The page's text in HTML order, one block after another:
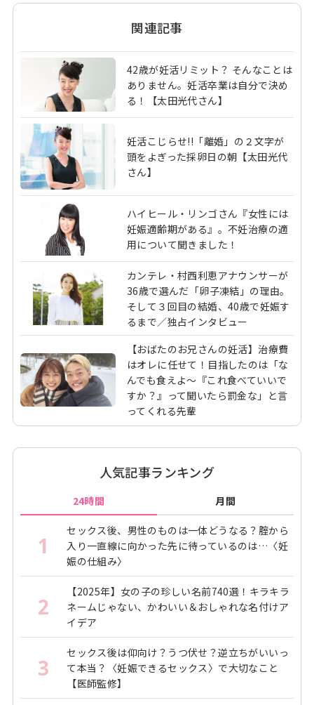
関連記事
42歳が妊活リミット？ そんなことは
ありません。妊活卒業は自分で決め
る！【太田光代さん】
妊活こじらせ!!「離婚」の２文字が
頭をよぎった採卵日の朝【太田光代
さん】
ハイヒール・リンゴさん『女性には
妊娠適齢期がある』。不妊治療の適
用について聞きました！
カンテレ・村西利恵アナウンサーが
36歳で選んだ「卵子凍結」の理由。
そして３回目の結婚、40歳で妊娠す
るまで／独占インタビュー
【おばたのお兄さんの妊活】治療費
はオレに任せて！目指したのは「な
んでも食えよ～『これ食べていいで
すか？』って聞いたら罰金な」と言
ってくれる先輩
人気記事ランキング
24時間 月間
1
セックス後、男性のものは一体どうなる？腟から
入り一直線に向かった先に待っているのは…〈妊
娠の仕組み〉
2
【2025年】女の子の珍しい名前740選！キラキラ
ネームじゃない、かわいい＆おしゃれな名付けア
イデア
3
セックス後は仰向け？うつ伏せ？逆立ちがいいっ
て本当？〈妊娠できるセックス〉で大切なこと
【医師監修】